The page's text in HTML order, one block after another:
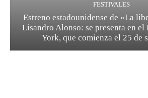
FESTIVALES
Estreno estadounidense de «La
Lisandro Alonso: se presenta en el
York, que comienza el 25 de